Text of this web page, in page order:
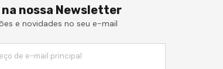
nossa Newsletter
e novidades no seu e-mail
de e-mail principal